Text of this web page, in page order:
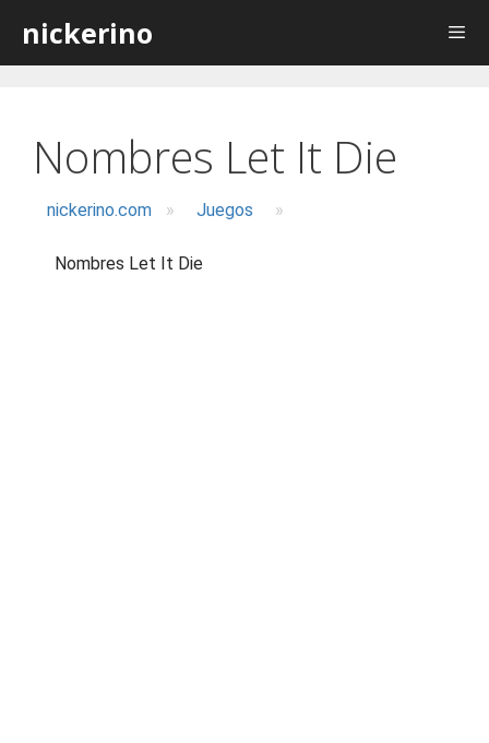
contenido
nickerino
Nombres Let It Die
nickerino.com » Juegos »
Nombres Let It Die